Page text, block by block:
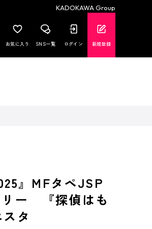
KADOKAWA Group
お気に入り SNS一覧 ログイン 新規登録
』MFタペJSP
リー 『探偵はも
タ